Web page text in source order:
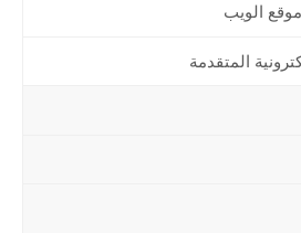
المتقدمة